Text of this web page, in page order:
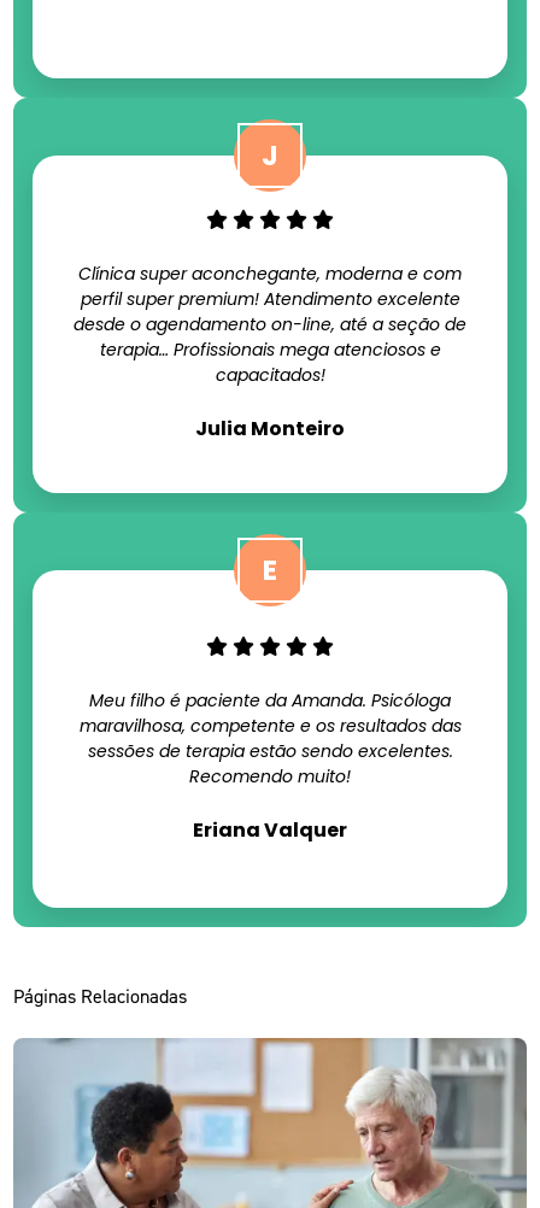
Clínica super aconchegante, moderna e com
perfil super premium! Atendimento excelente
desde o agendamento on-line, até a seção de
terapia… Profissionais mega atenciosos e
capacitados!
Julia Monteiro
Meu filho é paciente da Amanda. Psicóloga
maravilhosa, competente e os resultados das
sessões de terapia estão sendo excelentes.
Recomendo muito!
Eriana Valquer
Páginas Relacionadas